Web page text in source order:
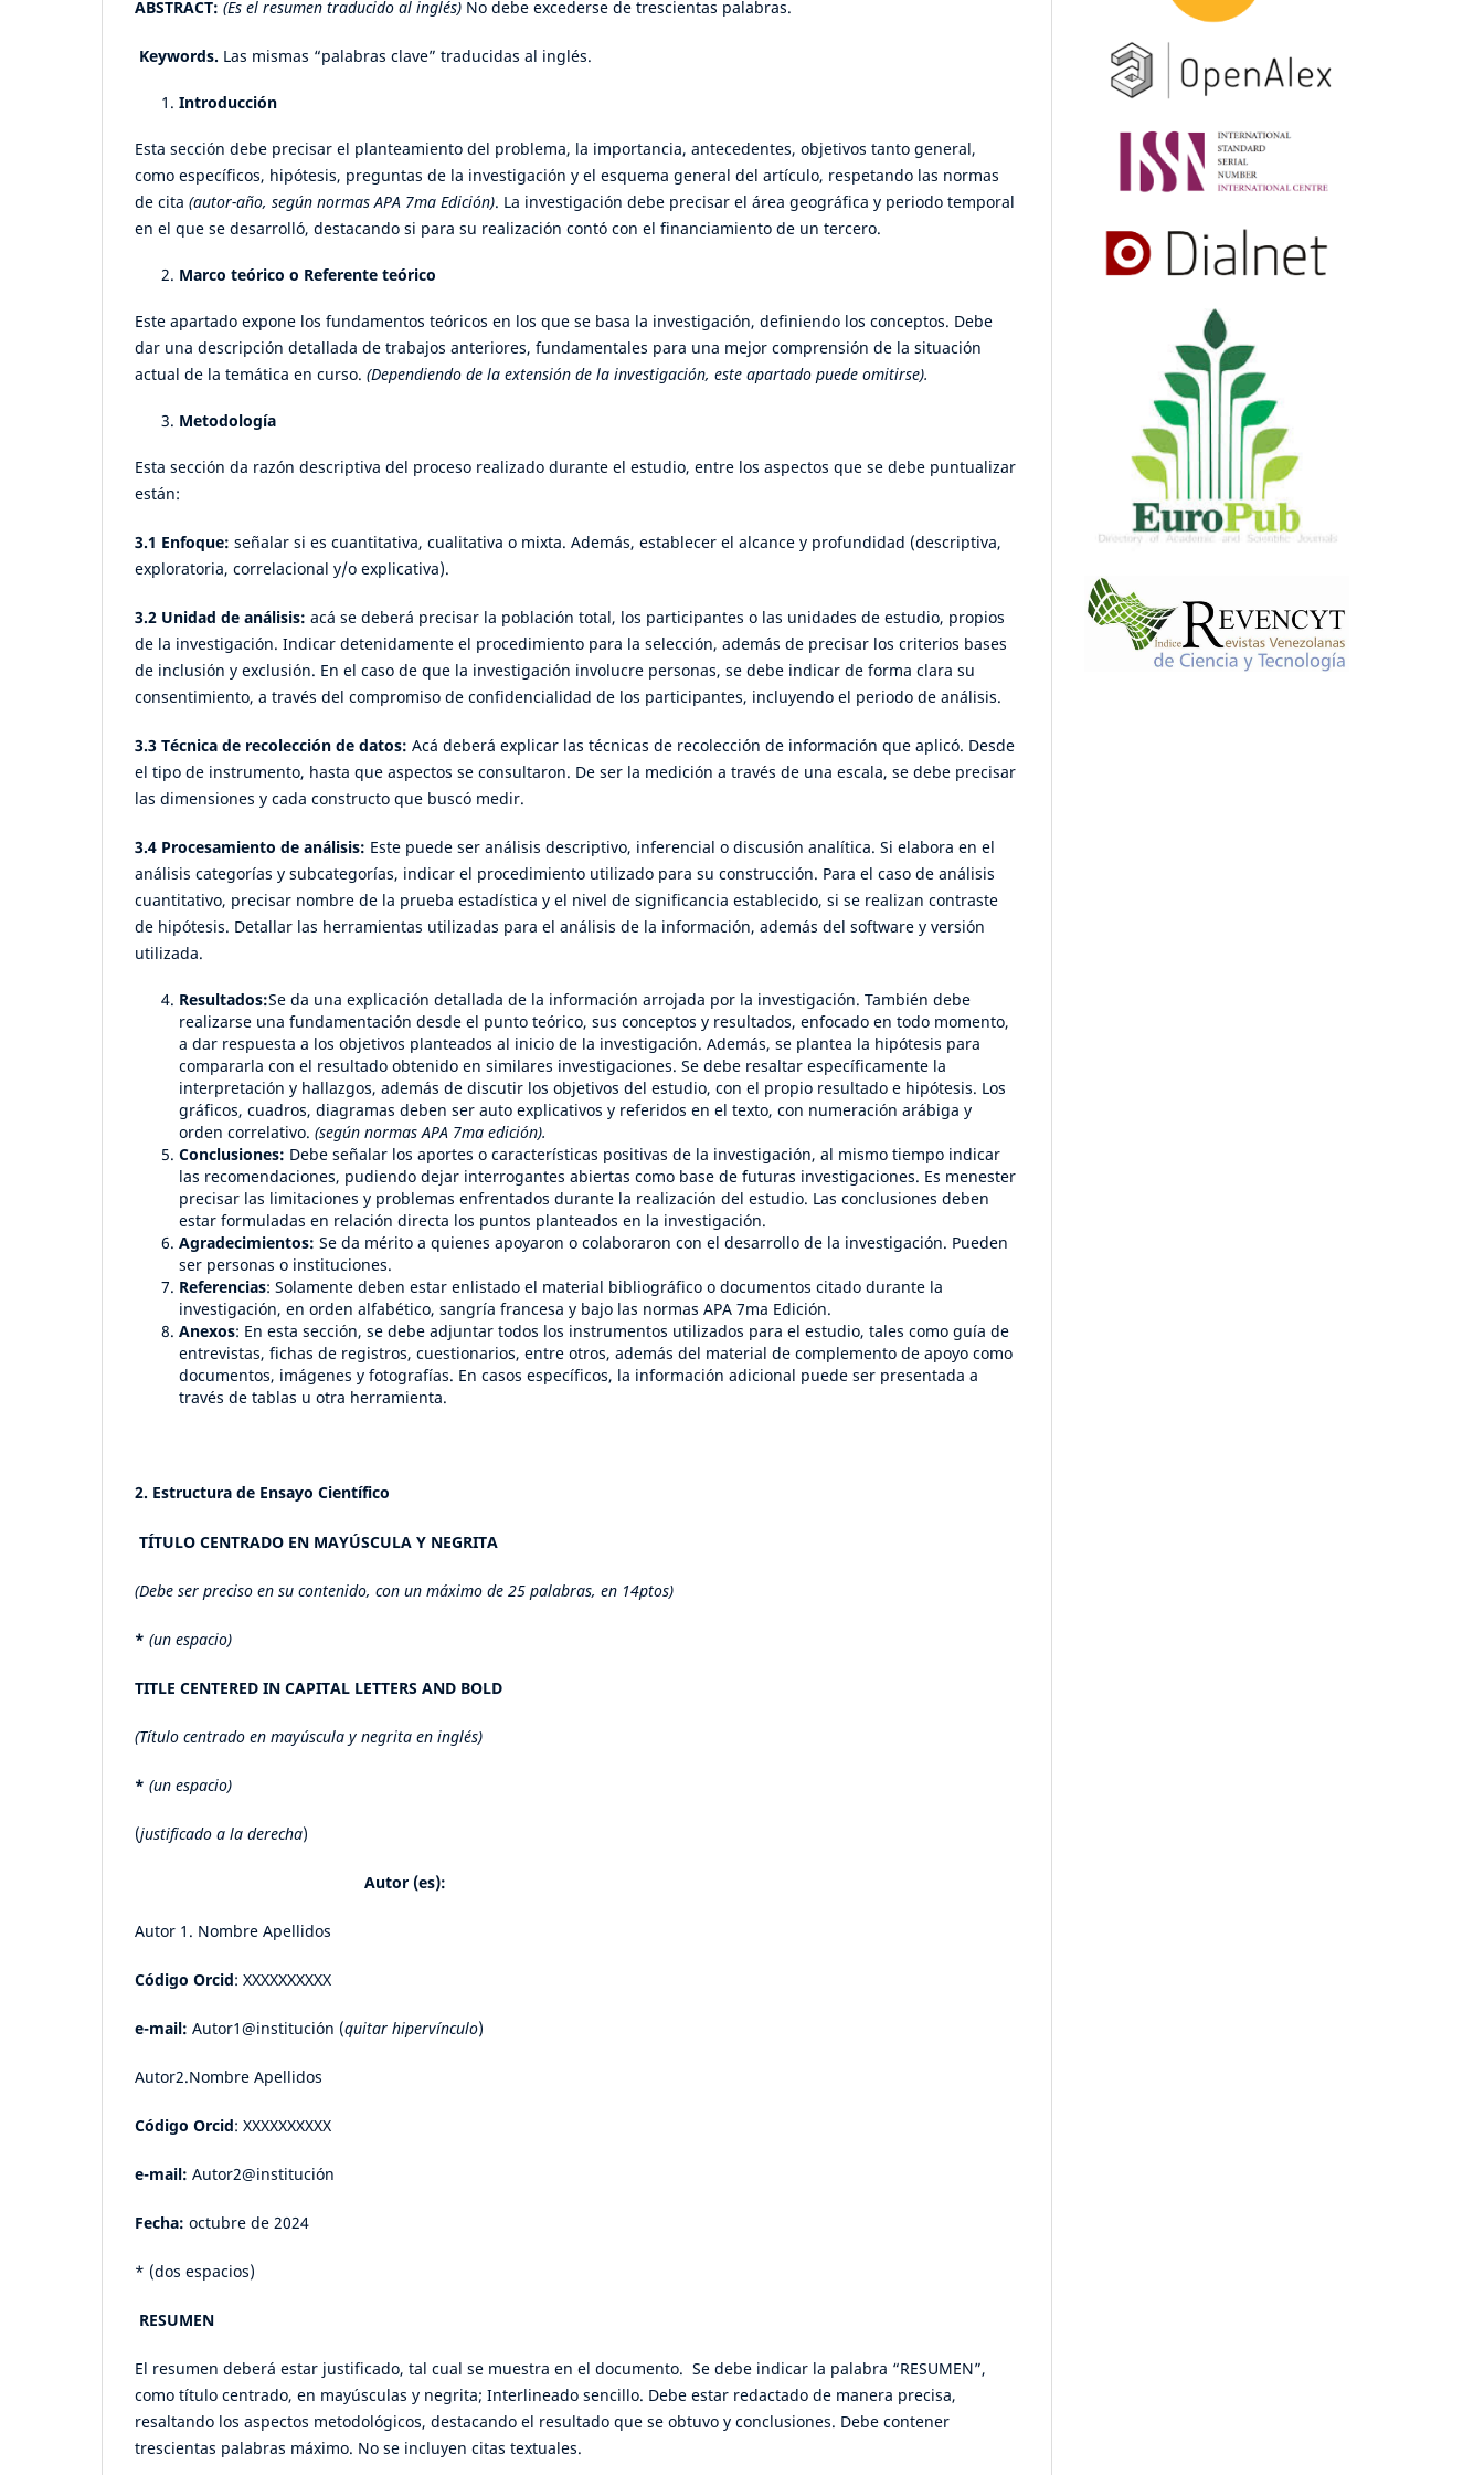
ABSTRACT: (Es el resumen traducido al inglés) No debe excederse de trescientas palabras.
Keywords. Las mismas “palabras clave” traducidas al inglés.
Introducción
Esta sección debe precisar el planteamiento del problema, la importancia, antecedentes, objetivos tanto general,
como específicos, hipótesis, preguntas de la investigación y el esquema general del artículo, respetando las normas
de cita (autor-año, según normas APA 7ma Edición). La investigación debe precisar el área geográfica y periodo temporal
en el que se desarrolló, destacando si para su realización contó con el financiamiento de un tercero.
Marco teórico o Referente teórico
Este apartado expone los fundamentos teóricos en los que se basa la investigación, definiendo los conceptos. Debe
dar una descripción detallada de trabajos anteriores, fundamentales para una mejor comprensión de la situación
actual de la temática en curso. (Dependiendo de la extensión de la investigación, este apartado puede omitirse).
Metodología
Esta sección da razón descriptiva del proceso realizado durante el estudio, entre los aspectos que se debe puntualizar
están:
3.1 Enfoque: señalar si es cuantitativa, cualitativa o mixta. Además, establecer el alcance y profundidad (descriptiva,
exploratoria, correlacional y/o explicativa).
3.2 Unidad de análisis: acá se deberá precisar la población total, los participantes o las unidades de estudio, propios
de la investigación. Indicar detenidamente el procedimiento para la selección, además de precisar los criterios bases
de inclusión y exclusión. En el caso de que la investigación involucre personas, se debe indicar de forma clara su
consentimiento, a través del compromiso de confidencialidad de los participantes, incluyendo el periodo de análisis.
3.3 Técnica de recolección de datos: Acá deberá explicar las técnicas de recolección de información que aplicó. Desde
el tipo de instrumento, hasta que aspectos se consultaron. De ser la medición a través de una escala, se debe precisar
las dimensiones y cada constructo que buscó medir.
3.4 Procesamiento de análisis: Este puede ser análisis descriptivo, inferencial o discusión analítica. Si elabora en el
análisis categorías y subcategorías, indicar el procedimiento utilizado para su construcción. Para el caso de análisis
cuantitativo, precisar nombre de la prueba estadística y el nivel de significancia establecido, si se realizan contraste
de hipótesis. Detallar las herramientas utilizadas para el análisis de la información, además del software y versión
utilizada.
Resultados:Se da una explicación detallada de la información arrojada por la investigación. También debe
realizarse una fundamentación desde el punto teórico, sus conceptos y resultados, enfocado en todo momento,
a dar respuesta a los objetivos planteados al inicio de la investigación. Además, se plantea la hipótesis para
compararla con el resultado obtenido en similares investigaciones. Se debe resaltar específicamente la
interpretación y hallazgos, además de discutir los objetivos del estudio, con el propio resultado e hipótesis. Los
gráficos, cuadros, diagramas deben ser auto explicativos y referidos en el texto, con numeración arábiga y
orden correlativo. (según normas APA 7ma edición).
Conclusiones: Debe señalar los aportes o características positivas de la investigación, al mismo tiempo indicar
las recomendaciones, pudiendo dejar interrogantes abiertas como base de futuras investigaciones. Es menester
precisar las limitaciones y problemas enfrentados durante la realización del estudio. Las conclusiones deben
estar formuladas en relación directa los puntos planteados en la investigación.
Agradecimientos: Se da mérito a quienes apoyaron o colaboraron con el desarrollo de la investigación. Pueden
ser personas o instituciones.
Referencias: Solamente deben estar enlistado el material bibliográfico o documentos citado durante la
investigación, en orden alfabético, sangría francesa y bajo las normas APA 7ma Edición.
Anexos: En esta sección, se debe adjuntar todos los instrumentos utilizados para el estudio, tales como guía de
entrevistas, fichas de registros, cuestionarios, entre otros, además del material de complemento de apoyo como
documentos, imágenes y fotografías. En casos específicos, la información adicional puede ser presentada a
través de tablas u otra herramienta.
2. Estructura de Ensayo Científico
TÍTULO CENTRADO EN MAYÚSCULA Y NEGRITA
(Debe ser preciso en su contenido, con un máximo de 25 palabras, en 14ptos)
* (un espacio)
TITLE CENTERED IN CAPITAL LETTERS AND BOLD
(Título centrado en mayúscula y negrita en inglés)
* (un espacio)
(justificado a la derecha)
Autor (es):
Autor 1. Nombre Apellidos
Código Orcid: XXXXXXXXXX
e-mail: Autor1@institución (quitar hipervínculo)
Autor2.Nombre Apellidos
Código Orcid: XXXXXXXXXX
e-mail: Autor2@institución
Fecha: octubre de 2024
* (dos espacios)
RESUMEN
El resumen deberá estar justificado, tal cual se muestra en el documento. Se debe indicar la palabra “RESUMEN”,
como título centrado, en mayúsculas y negrita; Interlineado sencillo. Debe estar redactado de manera precisa,
resaltando los aspectos metodológicos, destacando el resultado que se obtuvo y conclusiones. Debe contener
trescientas palabras máximo. No se incluyen citas textuales.